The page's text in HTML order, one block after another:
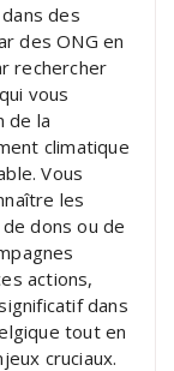
des
des ONG en
rechercher
vous
de la
climatique
Vous
les
dons ou de
actions,
dans
tout en
cruciaux.